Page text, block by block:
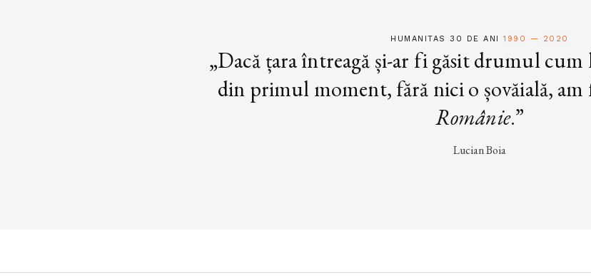
HUMANITAS 30 DE ANI1990 — 2020
„Dacă țara întreagă și-ar fi găsit drumul cum
din primul moment, fără nici o șovăială, am
Românie.”
Lucian Boia